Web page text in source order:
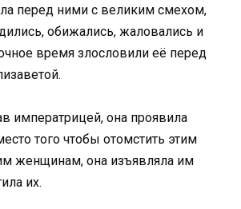
перед ними с великим смехом,
обижались, жаловались и
время злословили её перед
императрицей, она проявила
того чтобы отомстить этим
женщинам, она изъявляла им
их.